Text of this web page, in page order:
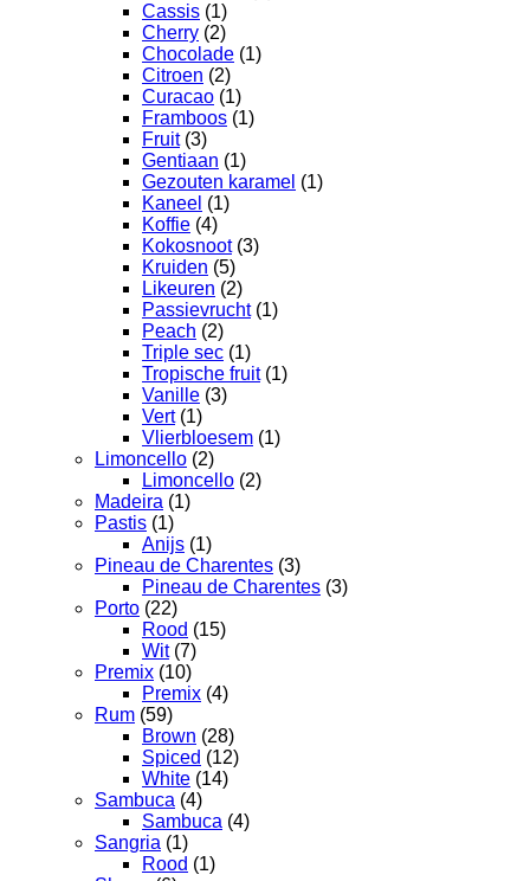
Cassis (1)
Cherry (2)
Chocolade (1)
Citroen (2)
Curacao (1)
Framboos (1)
Fruit (3)
Gentiaan (1)
Gezouten karamel (1)
Kaneel (1)
Koffie (4)
Kokosnoot (3)
Kruiden (5)
Likeuren (2)
Passievrucht (1)
Peach (2)
Triple sec (1)
Tropische fruit (1)
Vanille (3)
Vert (1)
Vlierbloesem (1)
Limoncello (2)
Limoncello (2)
Madeira (1)
Pastis (1)
Anijs (1)
Pineau de Charentes (3)
Pineau de Charentes (3)
Porto (22)
Rood (15)
Wit (7)
Premix (10)
Premix (4)
Rum (59)
Brown (28)
Spiced (12)
White (14)
Sambuca (4)
Sambuca (4)
Sangria (1)
Rood (1)